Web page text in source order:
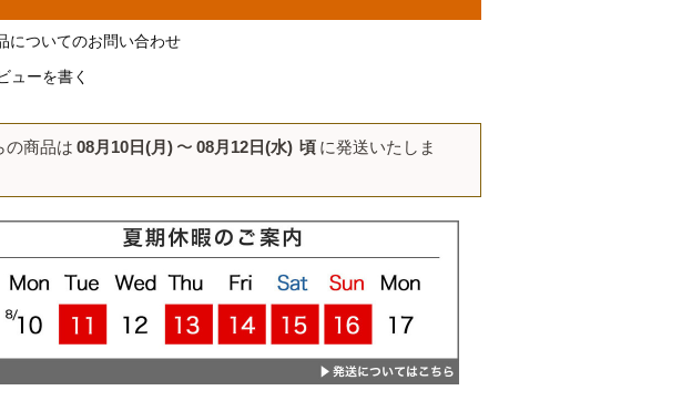
についてのお問い合わせ
ューを書く
の商品は 08月10日(月) 〜 08月12日(水) 頃 に発送いたしま